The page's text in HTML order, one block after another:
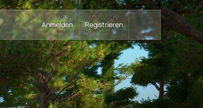
Anmelden Registrieren